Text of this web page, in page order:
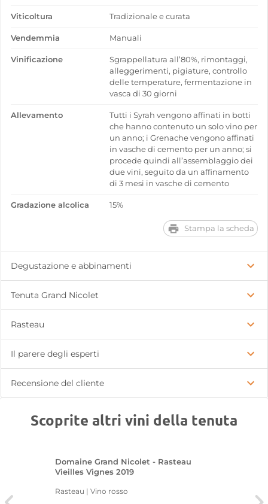
Viticoltura Tradizionale e curata
Vendemmia Manuali
Vinificazione
Sgrappellatura all’80%, rimontaggi,
alleggerimenti, pigiature, controllo
delle temperature, fermentazione in
vasca di 30 giorni
Allevamento
Tutti i Syrah vengono affinati in botti
che hanno contenuto un solo vino per
un anno; i Grenache vengono affinati
in vasche di cemento per un anno; si
procede quindi all’assemblaggio dei
due vini, seguito da un affinamento
di 3 mesi in vasche di cemento
Gradazione alcolica 15%
Stampa la scheda
Degustazione e abbinamenti
Tenuta Grand Nicolet
Rasteau
Il parere degli esperti
Recensione del cliente
Scoprite altri vini della tenuta
Domaine Grand Nicolet - Rasteau
Vieilles Vignes 2019
Rasteau | Vino rosso